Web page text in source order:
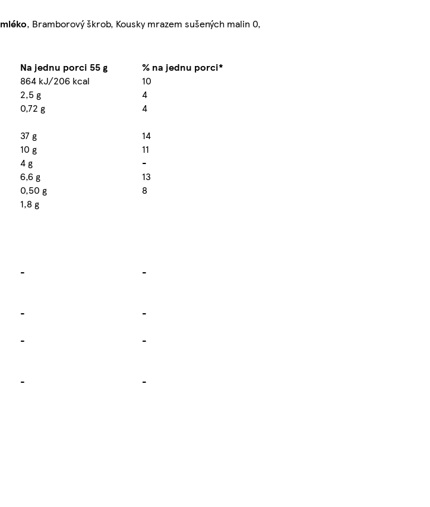
mléko, Bramborový škrob, Kousky mrazem sušených malin 0,
Na jednu porci 55 g
% na jednu porci*
864 kJ/206 kcal
10
2,5 g
4
0,72 g
4
37 g
14
10 g
11
4 g
-
6,6 g
13
0,50 g
8
1,8 g
- -
-
-
- -
- -